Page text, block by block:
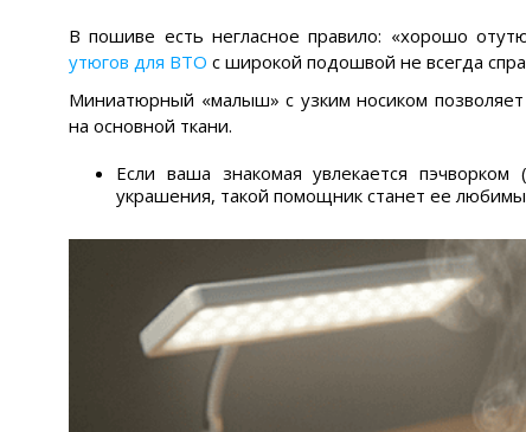
В пошиве есть негласное правило: «хорошо
утюгов для ВТО с широкой подошвой не всегда
Миниатюрный «малыш» с узким носиком
на основной ткани.
Если ваша знакомая увлекается
украшения, такой помощник станет ее